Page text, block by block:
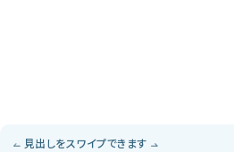
見出しをスワイプできます